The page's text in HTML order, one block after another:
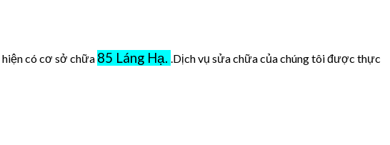
hiện có cơ sở chữa 85 Láng Hạ. .Dịch vụ sửa chữa của chúng tôi được thực